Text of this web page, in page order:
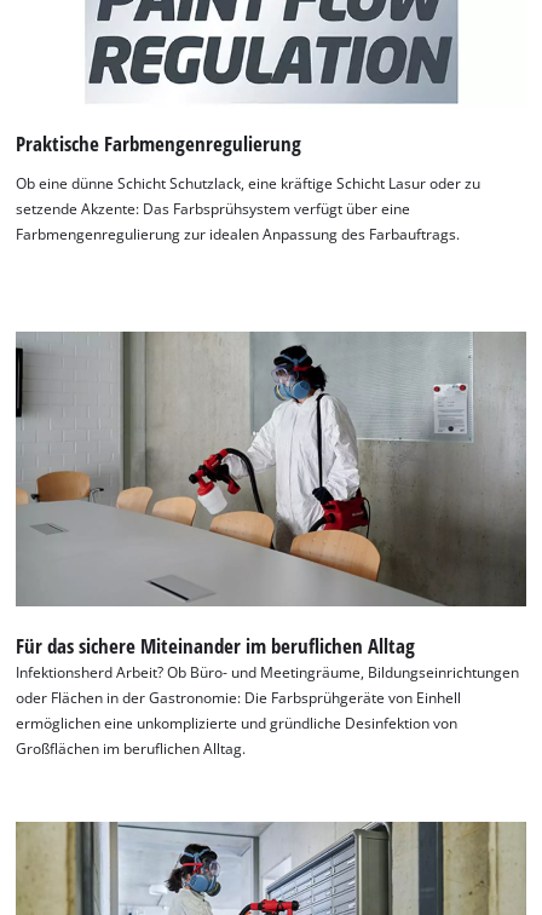
Praktische Farbmengenregulierung
Ob eine dünne Schicht Schutzlack, eine kräftige Schicht Lasur oder zu
setzende Akzente: Das Farbsprühsystem verfügt über eine
Farbmengenregulierung zur idealen Anpassung des Farbauftrags.
Für das sichere Miteinander im beruflichen Alltag
Infektionsherd Arbeit? Ob Büro- und Meetingräume, Bildungseinrichtungen
oder Flächen in der Gastronomie: Die Farbsprühgeräte von Einhell
ermöglichen eine unkomplizierte und gründliche Desinfektion von
Großflächen im beruflichen Alltag.